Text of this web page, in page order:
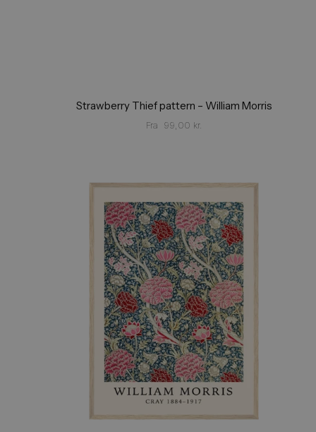
Strawberry Thief pattern – William Morris
Fra 99,00 kr.